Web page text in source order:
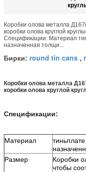
Коробки олова металла
коробки олова круглой
Спецификации: Материал
назначенная толщи...
Бирки: round tin cans ,
Коробки олова металла
коробки олова круглой
Спецификации:
Материал
Размер
Коробки
чтобы